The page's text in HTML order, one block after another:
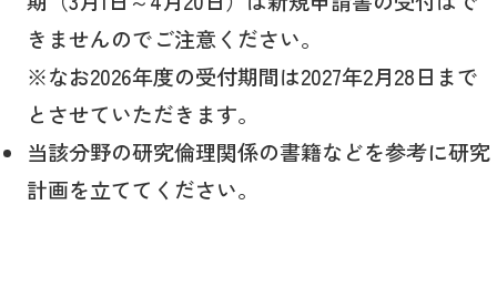
きませんのでご注意ください。
※なお2026年度の受付期間は2027年2月28日まで
とさせていただきます。
当該分野の研究倫理関係の書籍などを参考に研究
計画を立ててください。